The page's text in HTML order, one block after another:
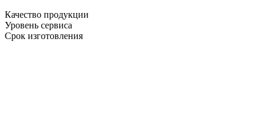
Качество продукции
Уровень сервиса
Срок изготовления